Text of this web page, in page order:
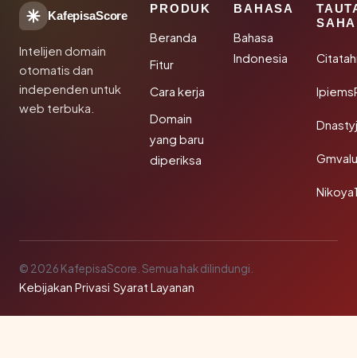
KafepisaScore
Intelijen domain
otomatis dan
independen untuk
web terbuka.
PRODUK
Beranda
Fitur
Cara kerja
Domain
yang baru
diperiksa
BAHASA
Bahasa
Indonesia
© 2026 KafepisaScore. Semua hak dilindungi.
Kebijakan Privasi·Syarat Layanan